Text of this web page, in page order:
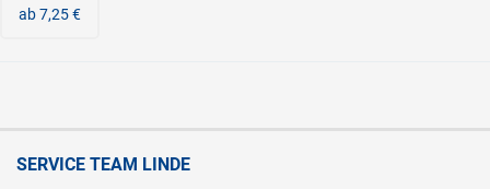
ab 7,25 €
SERVICE TEAM LINDE